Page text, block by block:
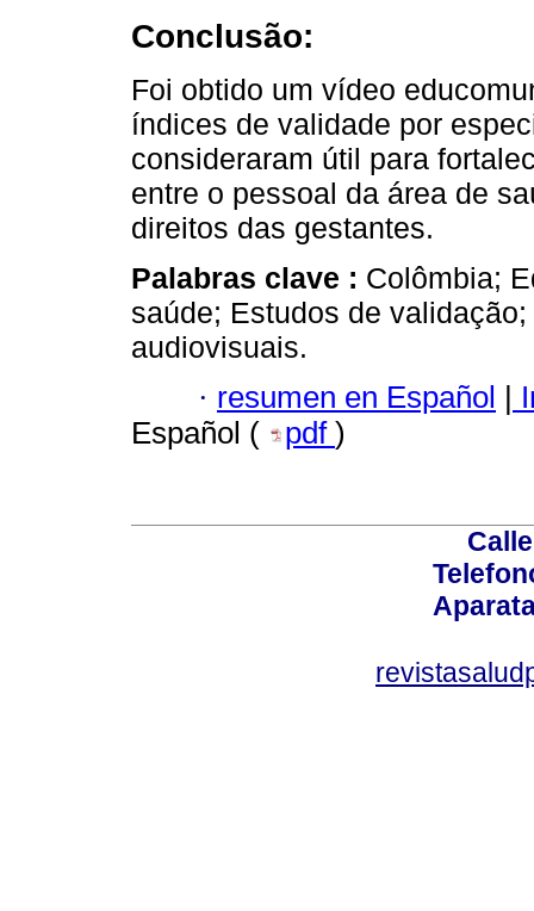
Conclusão:
Foi obtido um vídeo
índices de validade por
consideraram útil para
entre o pessoal da área de
direitos das gestantes.
Palabras clave : Colômbia;
saúde; Estudos de
audiovisuais.
· resumen en Español
Español (
pdf )